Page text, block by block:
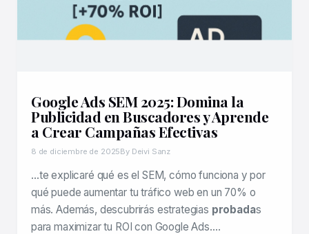
Google Ads SEM 2025: Domina la
Publicidad en Buscadores y Aprende
a Crear Campañas Efectivas
8 de diciembre de 2025By Deivi Sanz
…te explicaré qué es el SEM, cómo funciona y por
qué puede aumentar tu tráfico web en un 70% o
más. Además, descubrirás estrategias probadas
para maximizar tu ROI con Google Ads….